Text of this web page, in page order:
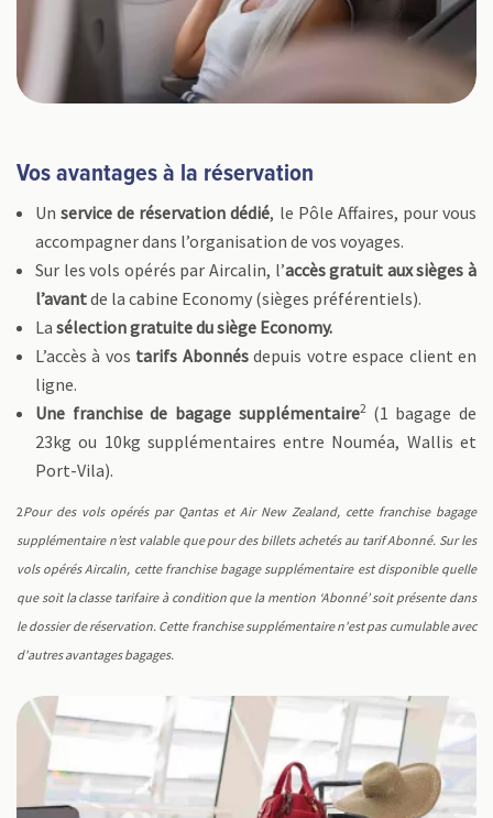
Vos avantages à la réservation
Unservice de réservation dédié, le Pôle Affaires, pour vous
accompagner dans l’organisation de vos voyages.
Sur les vols opérés par Aircalin, l’accès gratuit aux sièges à
l’avantde la cabine Economy (sièges préférentiels).
La sélection gratuite du siège Economy.
L’accès à vos tarifs Abonnésdepuis votre espace client en
ligne.
Une franchise de bagage supplémentaire2 (1 bagage de
23kg ou 10kg supplémentaires entre Nouméa, Wallis et
Port-Vila).
2Pour des vols opérés par Qantas et Air New Zealand, cette franchise bagage
supplémentaire n’est valable que pour des billets achetés au tarif Abonné. Sur les
vols opérés Aircalin, cette franchise bagage supplémentaire est disponible quelle
que soit la classe tarifaire à condition que la mention ‘Abonné’ soit présente dans
le dossier de réservation. Cette franchise supplémentaire n'est pas cumulable avec
d'autres avantages bagages.